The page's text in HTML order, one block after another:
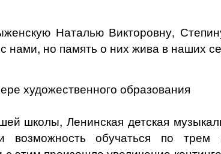
Наталью Викторовну,
нами, но память о них жива в наших
художественного образования
школы, Ленинская детская
возможность обучаться по трем